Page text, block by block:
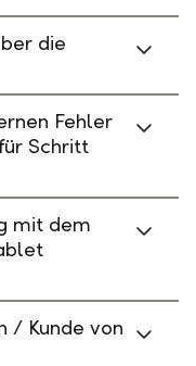
die
Fehler
Schritt
mit dem
/ Kunde von